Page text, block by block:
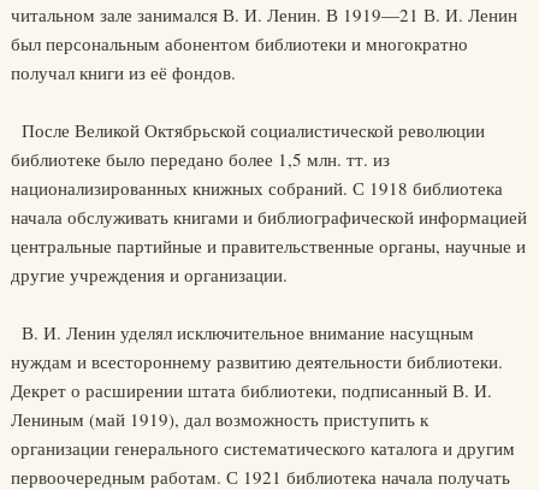
читальном зале занимался В. И. Ленин. В 1919—21 В. И. Ленин
был персональным абонентом библиотеки и многократно
получал книги из её фондов.
После Великой Октябрьской социалистической революции
библиотеке было передано более 1,5 млн. тт. из
национализированных книжных собраний. С 1918 библиотека
начала обслуживать книгами и библиографической информацией
центральные партийные и правительственные органы, научные и
другие учреждения и организации.
В. И. Ленин уделял исключительное внимание насущным
нуждам и всестороннему развитию деятельности библиотеки.
Декрет о расширении штата библиотеки, подписанный В. И.
Лениным (май 1919), дал возможность приступить к
организации генерального систематического каталога и другим
первоочередным работам. С 1921 библиотека начала получать